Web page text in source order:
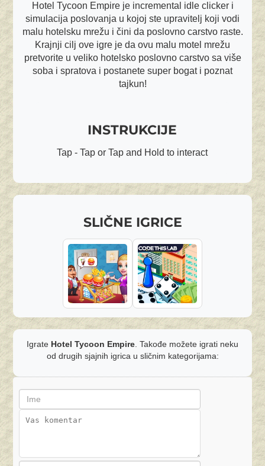
Hotel Tycoon Empire je incremental idle clicker i
simulacija poslovanja u kojoj ste upravitelj koji vodi
malu hotelsku mrežu i čini da poslovno carstvo raste.
Krajnji cilj ove igre je da ovu malu motel mrežu
pretvorite u veliko hotelsko poslovno carstvo sa više
soba i spratova i postanete super bogat i poznat
tajkun!
INSTRUKCIJE
Tap - Tap or Tap and Hold to interact
SLIČNE IGRICE
Igrate Hotel Tycoon Empire . Takođe možete igrati neku
od drugih sjajnih igrica u sličnim kategorijama: